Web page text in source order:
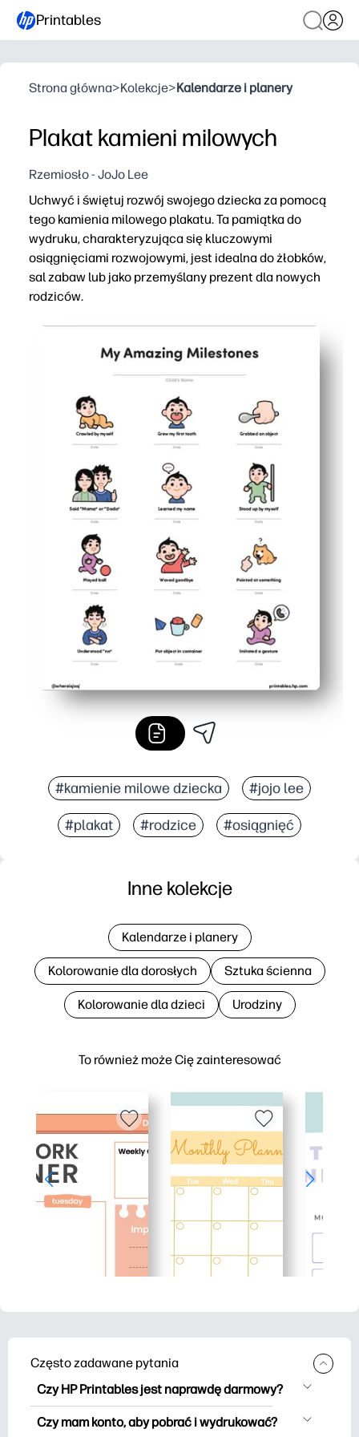
Printables
Strona główna>Kolekcje>Kalendarze i planery
Plakat kamieni milowych
Rzemiosło - JoJo Lee
Uchwyć i świętuj rozwój swojego dziecka za pomocą
tego kamienia milowego plakatu. Ta pamiątka do
wydruku, charakteryzująca się kluczowymi
osiągnięciami rozwojowymi, jest idealna do żłobków,
sal zabaw lub jako przemyślany prezent dla nowych
rodziców.
#kamienie milowe dziecka #jojo lee
#plakat #rodzice #osiągnięć
To również może Cię zainteresować
Inne kolekcje
Kalendarze i planery
Kolorowanie dla dorosłych Sztuka ścienna
Kolorowanie dla dzieci Urodziny
Często zadawane pytania
Czy HP Printables jest naprawdę darmowy?
HP Printables oferuje ponad 2500
Czy mam konto, aby pobrać i wydrukować?